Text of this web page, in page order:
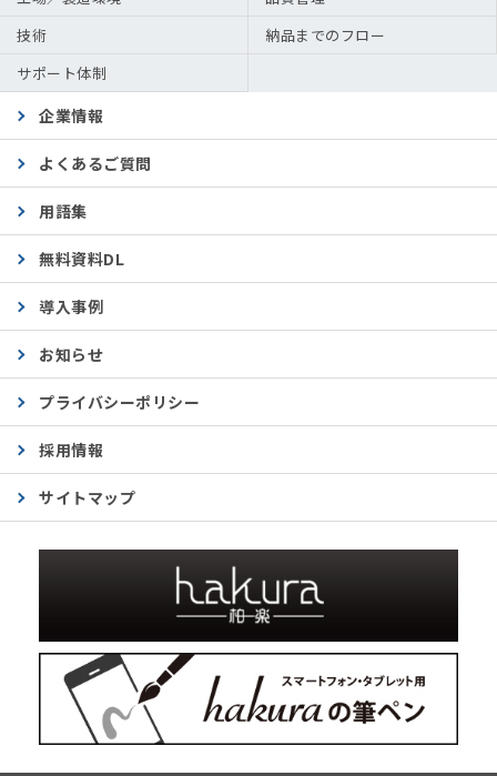
技術
納品までのフロー
サポート体制
企業情報
よくあるご質問
用語集
無料資料DL
導入事例
お知らせ
プライバシーポリシー
採用情報
サイトマップ